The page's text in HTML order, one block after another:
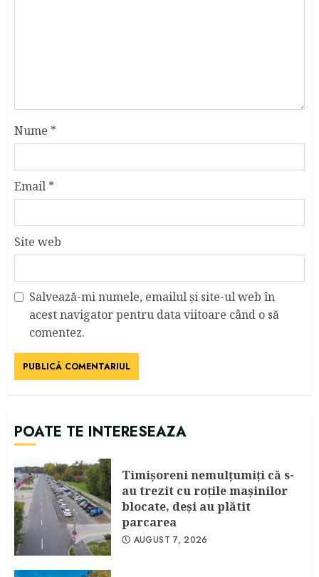
Nume *
Email *
Site web
Salvează-mi numele, emailul și site-ul web în
acest navigator pentru data viitoare când o să
comentez.
POATE TE INTERESEAZA
Timişoreni nemulţumiţi că s-
au trezit cu roţile maşinilor
blocate, deşi au plătit
parcarea
AUGUST 7, 2026